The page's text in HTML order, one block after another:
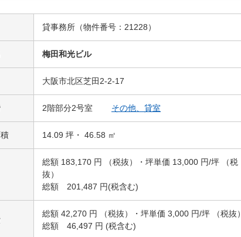
貸事務所（物件番号：21228）
梅田和光ビル
大阪市北区芝田2-2-17
2階部分2号室 その他、貸室
14.09 坪・ 46.58 ㎡
総額 183,170 円 （税抜）・坪単価 13,000 円/坪 （税
抜）
総額 201,487 円(税含む)
総額 42,270 円 （税抜）・坪単価 3,000 円/坪 （税抜）
総額 46,497 円 (税含む)